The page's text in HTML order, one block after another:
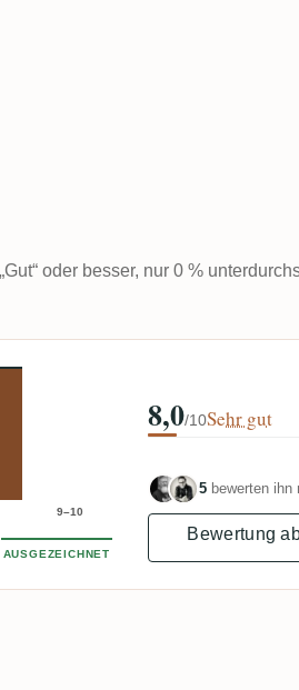
oder besser, nur 0 %
9–10
AUSGEZEICHNET
8,0/10Sehr gut
5 bewerten ihn
Bewertung